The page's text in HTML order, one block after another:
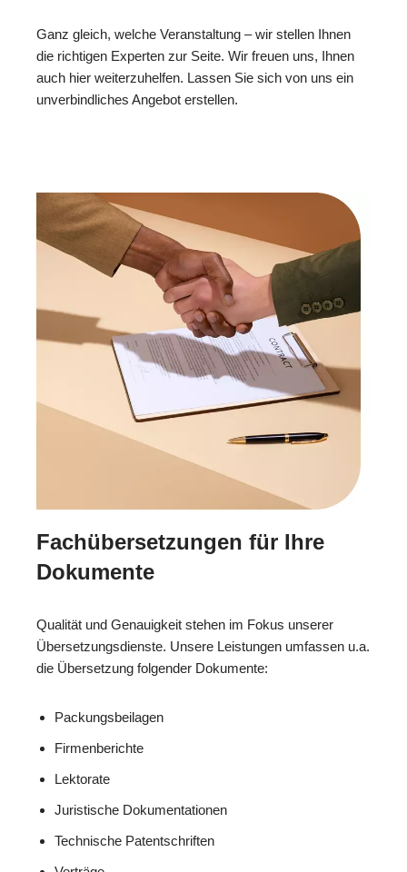
Ganz gleich, welche Veranstaltung – wir stellen Ihnen
die richtigen Experten zur Seite. Wir freuen uns, Ihnen
auch hier weiterzuhelfen. Lassen Sie sich von uns ein
unverbindliches Angebot erstellen.
Fachübersetzungen für Ihre
Dokumente
Qualität und Genauigkeit stehen im Fokus unserer
Übersetzungsdienste. Unsere Leistungen umfassen u.a.
die Übersetzung folgender Dokumente:
Packungsbeilagen
Firmenberichte
Lektorate
Juristische Dokumentationen
Technische Patentschriften